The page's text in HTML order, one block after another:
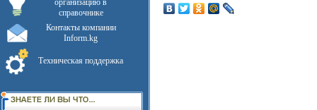
организацию в
справочнике
Контакты компании
Inform.kg
Техническая поддержка